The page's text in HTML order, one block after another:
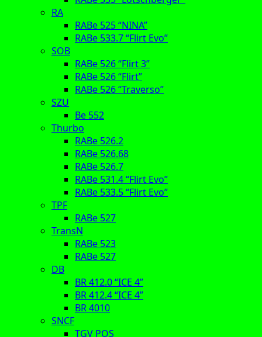
RA
RABe 525 “NINA”
RABe 533.7 “Flirt Evo”
SOB
RABe 526 “Flirt 3”
RABe 526 “Flirt”
RABe 526 “Traverso”
SZU
Be 552
Thurbo
RABe 526.2
RABe 526.68
RABe 526.7
RABe 531.4 “Flirt Evo”
RABe 533.5 “Flirt Evo”
TPF
RABe 527
TransN
RABe 523
RABe 527
DB
BR 412.0 “ICE 4”
BR 412.4 “ICE 4”
BR 4010
SNCF
TGV POS